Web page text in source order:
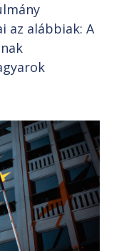
az alábbiak: A